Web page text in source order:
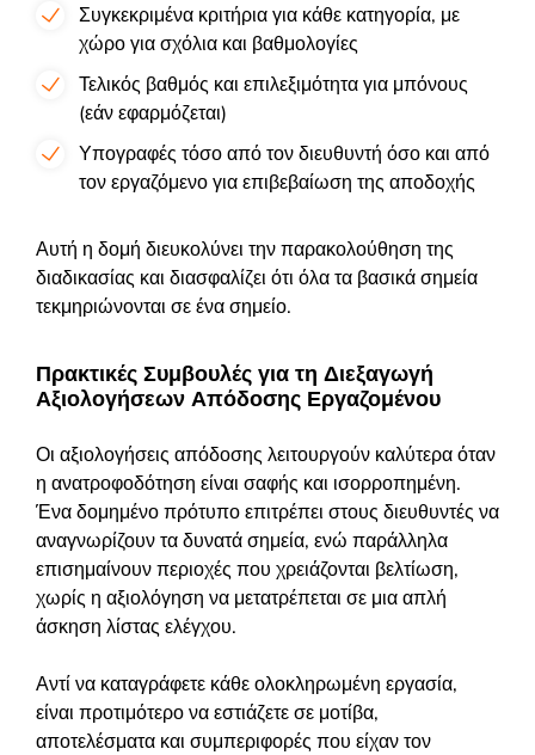
Συγκεκριμένα κριτήρια για κάθε κατηγορία, με
χώρο για σχόλια και βαθμολογίες
Τελικός βαθμός και επιλεξιμότητα για μπόνους
(εάν εφαρμόζεται)
Υπογραφές τόσο από τον διευθυντή όσο και από
τον εργαζόμενο για επιβεβαίωση της αποδοχής
Αυτή η δομή διευκολύνει την παρακολούθηση της
διαδικασίας και διασφαλίζει ότι όλα τα βασικά σημεία
τεκμηριώνονται σε ένα σημείο.
Πρακτικές Συμβουλές για τη Διεξαγωγή
Αξιολογήσεων Απόδοσης Εργαζομένου
Οι αξιολογήσεις απόδοσης λειτουργούν καλύτερα όταν
η ανατροφοδότηση είναι σαφής και ισορροπημένη.
Ένα δομημένο πρότυπο επιτρέπει στους διευθυντές να
αναγνωρίζουν τα δυνατά σημεία, ενώ παράλληλα
επισημαίνουν περιοχές που χρειάζονται βελτίωση,
χωρίς η αξιολόγηση να μετατρέπεται σε μια απλή
άσκηση λίστας ελέγχου.
Αντί να καταγράφετε κάθε ολοκληρωμένη εργασία,
είναι προτιμότερο να εστιάζετε σε μοτίβα,
αποτελέσματα και συμπεριφορές που είχαν τον